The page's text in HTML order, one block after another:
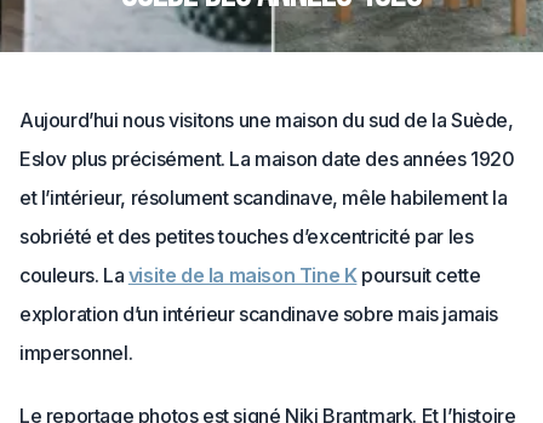
Aujourd’hui nous visitons une maison du sud de la Suède,
Eslov plus précisément. La maison date des années 1920
et l’intérieur, résolument scandinave, mêle habilement la
sobriété et des petites touches d’excentricité par les
couleurs. La visite de la maison Tine Kpoursuit cette
exploration d’un intérieur scandinave sobre mais jamais
impersonnel.
Le reportage photos est signé Niki Brantmark. Et l’histoire